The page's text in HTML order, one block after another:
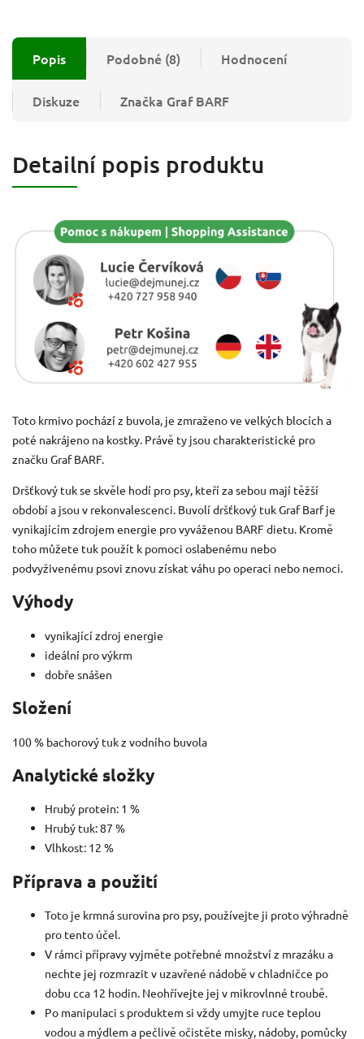
Popis Podobné (8) Hodnocení
Diskuze Značka Graf BARF
Detailní popis produktu
Toto krmivo pochází z buvola, je zmraženo ve velkých blocích a
poté nakrájeno na kostky. Právě ty jsou charakteristické pro
značku Graf BARF.
Dršťkový tuk se skvěle hodí pro psy, kteří za sebou mají těžší
období a jsou v rekonvalescenci. Buvolí dršťkový tuk Graf Barf je
vynikajícím zdrojem energie pro vyváženou BARF dietu. Kromě
toho můžete tuk použít k pomoci oslabenému nebo
podvyživenému psovi znovu získat váhu po operaci nebo nemoci.
Výhody
vynikající zdroj energie
ideální pro výkrm
dobře snášen
Složení
100 % bachorový tuk z vodního buvola
Analytické složky
Hrubý protein: 1 %
Hrubý tuk: 87 %
Vlhkost: 12 %
Příprava a použití
Toto je krmná surovina pro psy, používejte ji proto výhradně
pro tento účel.
V rámci přípravy vyjměte potřebné množství z mrazáku a
nechte jej rozmrazit v uzavřené nádobě v chladničce po
dobu cca 12 hodin. Neohřívejte jej v mikrovlnné troubě.
Po manipulaci s produktem si vždy umyjte ruce teplou
vodou a mýdlem a pečlivě očistěte misky, nádoby, pomůcky